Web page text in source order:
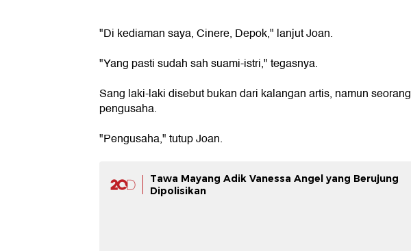
"Di kediaman saya, Cinere, Depok," lanjut Joan.
"Yang pasti sudah sah suami-istri," tegasnya.
Sang laki-laki disebut bukan dari kalangan artis, namun seorang
pengusaha.
"Pengusaha," tutup Joan.
Tawa Mayang Adik Vanessa Angel yang Berujung
Dipolisikan